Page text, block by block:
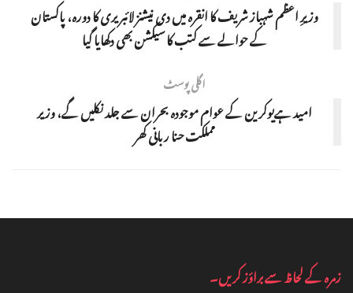
وزیرِ اعظم شہباز شریف کا انقرہ میں دی نیشنز لائبریری کا دورہ، پاکستان
کے حوالے سے کتب کا سیکشن بھی دکھایا گیا
اگلی پوسٹ
امید ہےیوکرین کے عوام موجودہ بحران سے جلد نکلیں گے، وزیر
مملکت حنا ربانی کھر
زمرہ کے لحاظ سے براؤز کریں۔